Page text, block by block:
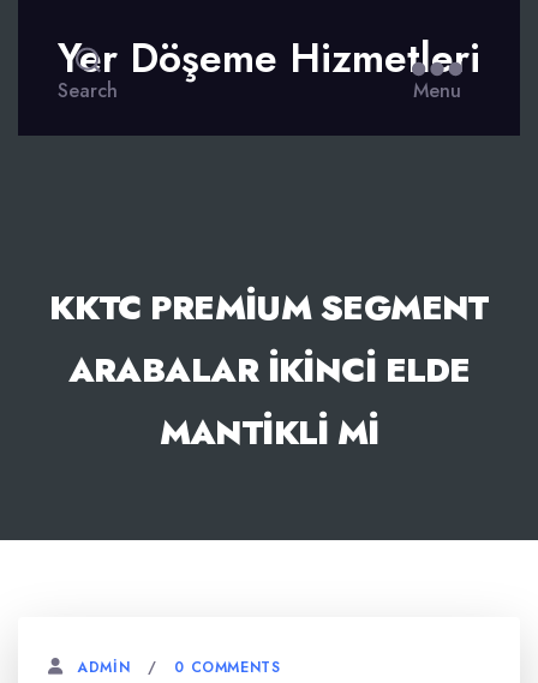
Search
Yer Döşeme Hizmetleri
Menu
KKTC PREMIUM SEGMENT
ARABALAR İKINCI ELDE
MANTIKLI MI
ADMIN 0 COMMENTS